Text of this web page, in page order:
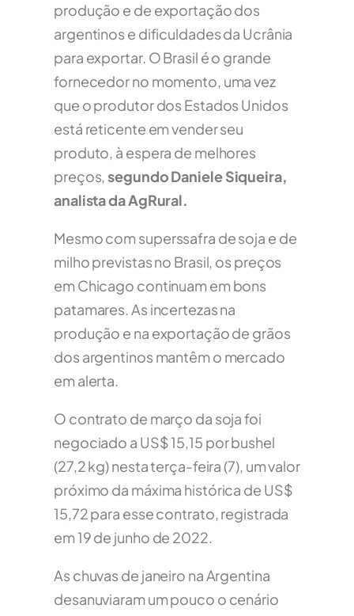
produção e de exportação dos
argentinos e dificuldades da Ucrânia
para exportar. O Brasil é o grande
fornecedor no momento, uma vez
que o produtor dos Estados Unidos
está reticente em vender seu
produto, à espera de melhores
preços,segundo Daniele Siqueira,
analista da AgRural.
Mesmo com superssafra de soja e de
milho previstas no Brasil, os preços
em Chicago continuam em bons
patamares. As incertezas na
produção e na exportação de grãos
dos argentinos mantêm o mercado
em alerta.
O contrato de março da soja foi
negociado a US$ 15,15 por bushel
(27,2 kg) nesta terça-feira (7), um valor
próximo da máxima histórica de US$
15,72 para esse contrato, registrada
em 19 de junho de 2022.
As chuvas de janeiro na Argentina
desanuviaram um pouco o cenário